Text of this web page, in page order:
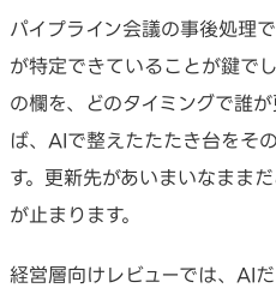
パイプライン会議の事後処理
が特定できていることが鍵で
の欄を、どのタイミングで誰
ば、AIで整えたたたき台をそ
す。更新先があいまいなまま
が止まります。
経営層向けレビューでは、AI